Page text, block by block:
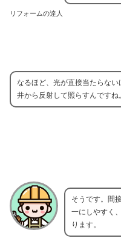
リフォームの達人
なるほど、光が直接当たらない
井から反射して照らすんですね。
そうです。間
一にしやすく
ります。